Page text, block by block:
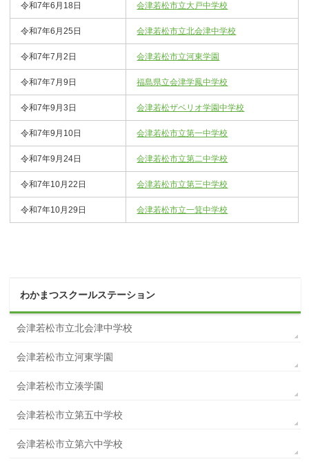
令和7年6月18日 会津若松市立大戸中学校
令和7年6月25日 会津若松市立北会津中学校
令和7年7月2日 会津若松市立河東学園
令和7年7月9日 福島県立会津学鳳中学校
令和7年9月3日 会津若松ザベリオ学園中学校
令和7年9月10日 会津若松市立第一中学校
令和7年9月24日 会津若松市立第二中学校
令和7年10月22日 会津若松市立第三中学校
令和7年10月29日 会津若松市立一箕中学校
わかまつスクールステーション
会津若松市立北会津中学校
会津若松市立河東学園
会津若松市立湊学園
会津若松市立第五中学校
会津若松市立第六中学校